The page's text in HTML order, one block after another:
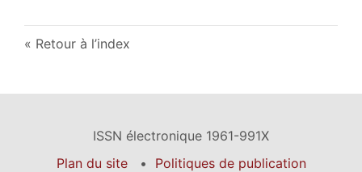
Retour à l’index
ISSN électronique 1961-991X
Plan du site
Politiques de publication